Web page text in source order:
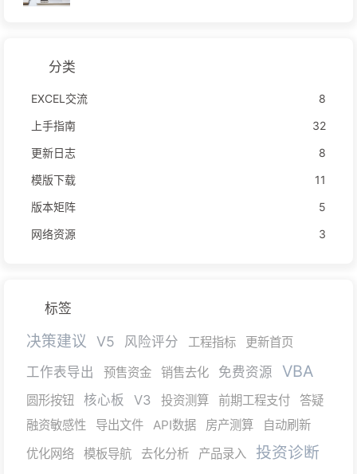
分类
EXCEL交流
8
上手指南
32
更新日志
8
模版下载
11
版本矩阵
5
网络资源
3
标签
决策建议 V5 风险评分 工程指标 更新首页
工作表导出 预售资金 销售去化 免费资源 VBA
圆形按钮 核心板 V3 投资测算 前期工程支付
答疑
融资敏感性
导出文件 API数据 房产测算
自动刷新
优化网络
模板导航 去化分析 产品录入 投资诊断